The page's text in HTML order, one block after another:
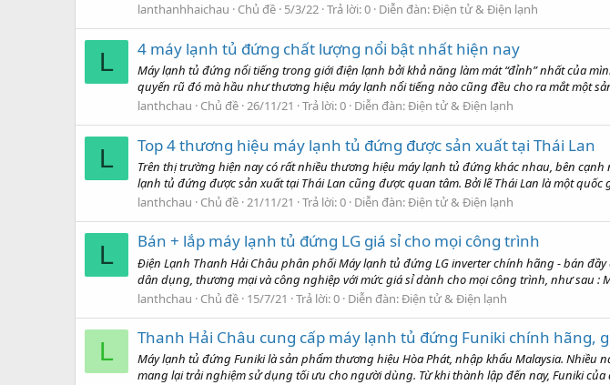
lanthanhhaichau
Chủ đề 5/3/22 Trả lời: 0 Diễn đàn:Điện tử & Điện lạnh
L 4 máy lạnh tủ đứng chất lượng nổi bật nhất hiện nay
Máy lạnh tủ đứng nổi tiếng trong giới điện lạnh bởi khả năng làm mát “đỉnh” nhất của
quyến rũ đó mà hầu như thương hiệu máy lạnh nổi tiếng nào cũng đều cho ra mắt một
lanthchau
Chủ đề 26/11/21 Trả lời: 0 Diễn đàn:Điện tử & Điện lạnh
L Top 4 thương hiệu máy lạnh tủ đứng được sản xuất tại Thái Lan
Trên thị trường hiện nay có rất nhiều thương hiệu máy lạnh tủ đứng khác nhau, bên
lạnh tủ đứng được sản xuất tại Thái Lan cũng được quan tâm. Bởi lẽ Thái Lan là một quốc
lanthchau
Chủ đề 21/11/21 Trả lời: 0 Diễn đàn:Điện tử & Điện lạnh
L Bán + lắp máy lạnh tủ đứng LG giá sỉ cho mọi công trình
Điện Lạnh Thanh Hải Châu phân phối Máy lạnh tủ đứng LG inverter chính hãng - bán đầy
dân dụng, thương mại và công nghiệp với mức giá sỉ dành cho mọi công trình, như sau :
lanthchau
Chủ đề 15/7/21 Trả lời: 0 Diễn đàn:Điện tử & Điện lạnh
L Thanh Hải Châu cung cấp máy lạnh tủ đứng Funiki chính hãng,
Máy lạnh tủ đứng Funiki là sản phẩm thương hiệu Hòa Phát, nhập khẩu Malaysia.
mang lại trải nghiệm sử dụng tối ưu cho người dùng. Từ khi thành lập đến nay, Funiki của